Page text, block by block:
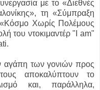
με το «Διεθνές
τη «Σύμπραξη
«Κόσμο Χωρίς Πολέμους
του ντοκιμαντέρ "I am"
αγάπη των γονιών προς
αποκαλύπτουν το
και, παράλληλα,